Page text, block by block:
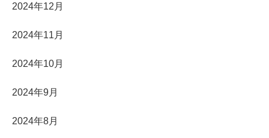
2024年12月
2024年11月
2024年10月
2024年9月
2024年8月